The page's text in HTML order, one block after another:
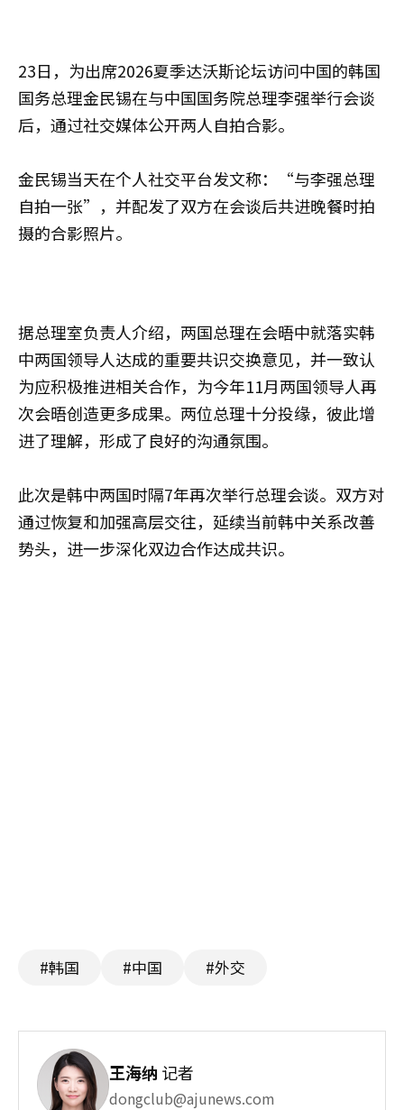
23日，为出席2026夏季达沃斯论坛访问中国的韩国
国务总理金民锡在与中国国务院总理李强举行会谈
后，通过社交媒体公开两人自拍合影。
金民锡当天在个人社交平台发文称：“与李强总理
自拍一张”，并配发了双方在会谈后共进晚餐时拍
摄的合影照片。
据总理室负责人介绍，两国总理在会晤中就落实韩
中两国领导人达成的重要共识交换意见，并一致认
为应积极推进相关合作，为今年11月两国领导人再
次会晤创造更多成果。两位总理十分投缘，彼此增
进了理解，形成了良好的沟通氛围。
此次是韩中两国时隔7年再次举行总理会谈。双方对
通过恢复和加强高层交往，延续当前韩中关系改善
势头，进一步深化双边合作达成共识。
#韩国 #中国 #外交
王海纳 记者
dongclub@ajunews.com